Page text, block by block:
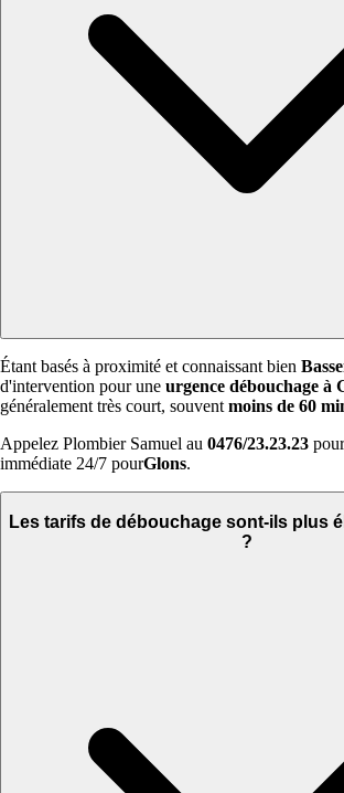
Étant basés à proximité et connaissant bien
d'intervention pour une urgence débouchage à
généralement très court, souvent moins de 60
Appelez Plombier Samuel au 0476/23.23.23
immédiate 24/7 pourGlons.
Les tarifs de débouchage sont-ils plus
?